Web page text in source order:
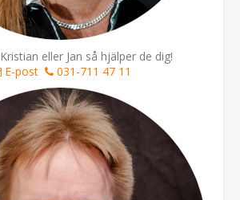
eller Jan så hjälper de dig!
E-post
031-711 47 11